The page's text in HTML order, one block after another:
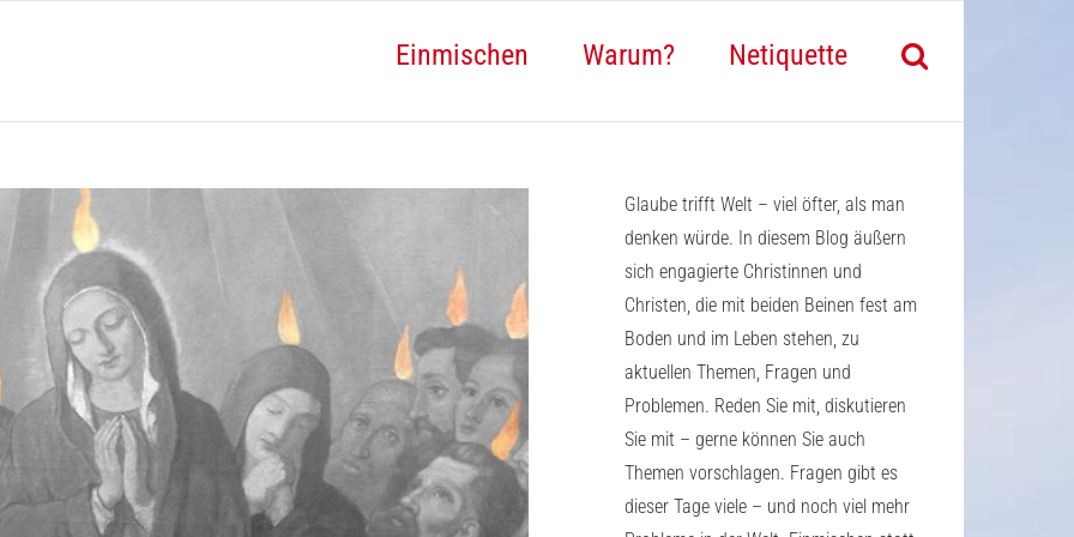
Einmischen Warum? Netiquette
Glaube trifft Welt – viel öfter, als man
denken würde. In diesem Blog äußern
sich engagierte Christinnen und
Christen, die mit beiden Beinen fest am
Boden und im Leben stehen, zu
aktuellen Themen, Fragen und
Problemen. Reden Sie mit, diskutieren
Sie mit – gerne können Sie auch
Themen vorschlagen. Fragen gibt es
dieser Tage viele – und noch viel mehr